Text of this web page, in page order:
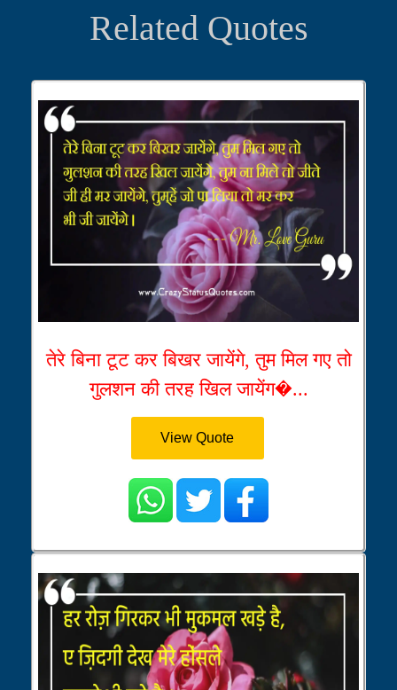
Related Quotes
तेरे बिना टूट कर बिखर जायेंगे, तुम मिल गए तो
गुलशन की तरह खिल जायेंग�...
View Quote